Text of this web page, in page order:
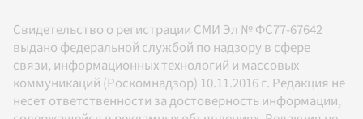
Свидетельство о регистрации СМИ Эл № ФС77-67642
выдано федеральной службой по надзору в сфере
связи, информационных технологий и массовых
коммуникаций (Роскомнадзор) 10.11.2016 г. Редакция не
несет ответственности за достоверность информации,